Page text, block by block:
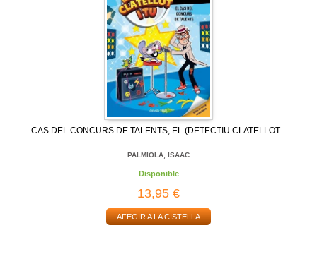
CAS DEL CONCURS DE TALENTS, EL (DETECTIU CLATELLOT...
PALMIOLA, ISAAC
Disponible
13,95 €
AFEGIR A LA CISTELLA